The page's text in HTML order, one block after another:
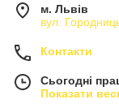
м. Львів
вул.
Контакти
Сьогодні
Показати